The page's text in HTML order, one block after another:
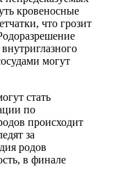
кровеносные
что грозит
могут
стать
по
происходит
за
родов
в финале